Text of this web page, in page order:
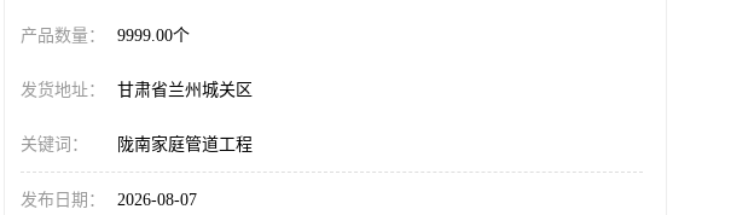
产品数量： 9999.00个
发货地址： 甘肃省兰州城关区
关键词： 陇南家庭管道工程
发布日期： 2026-08-07